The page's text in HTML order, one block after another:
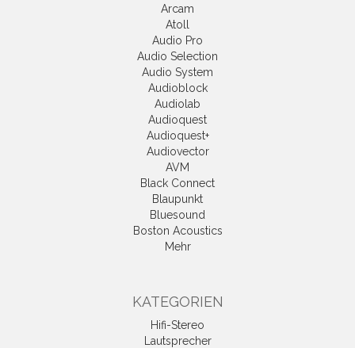
Arcam
Atoll
Audio Pro
Audio Selection
Audio System
Audioblock
Audiolab
Audioquest
Audioquest+
Audiovector
AVM
Black Connect
Blaupunkt
Bluesound
Boston Acoustics
Mehr
KATEGORIEN
Hifi-Stereo
Lautsprecher